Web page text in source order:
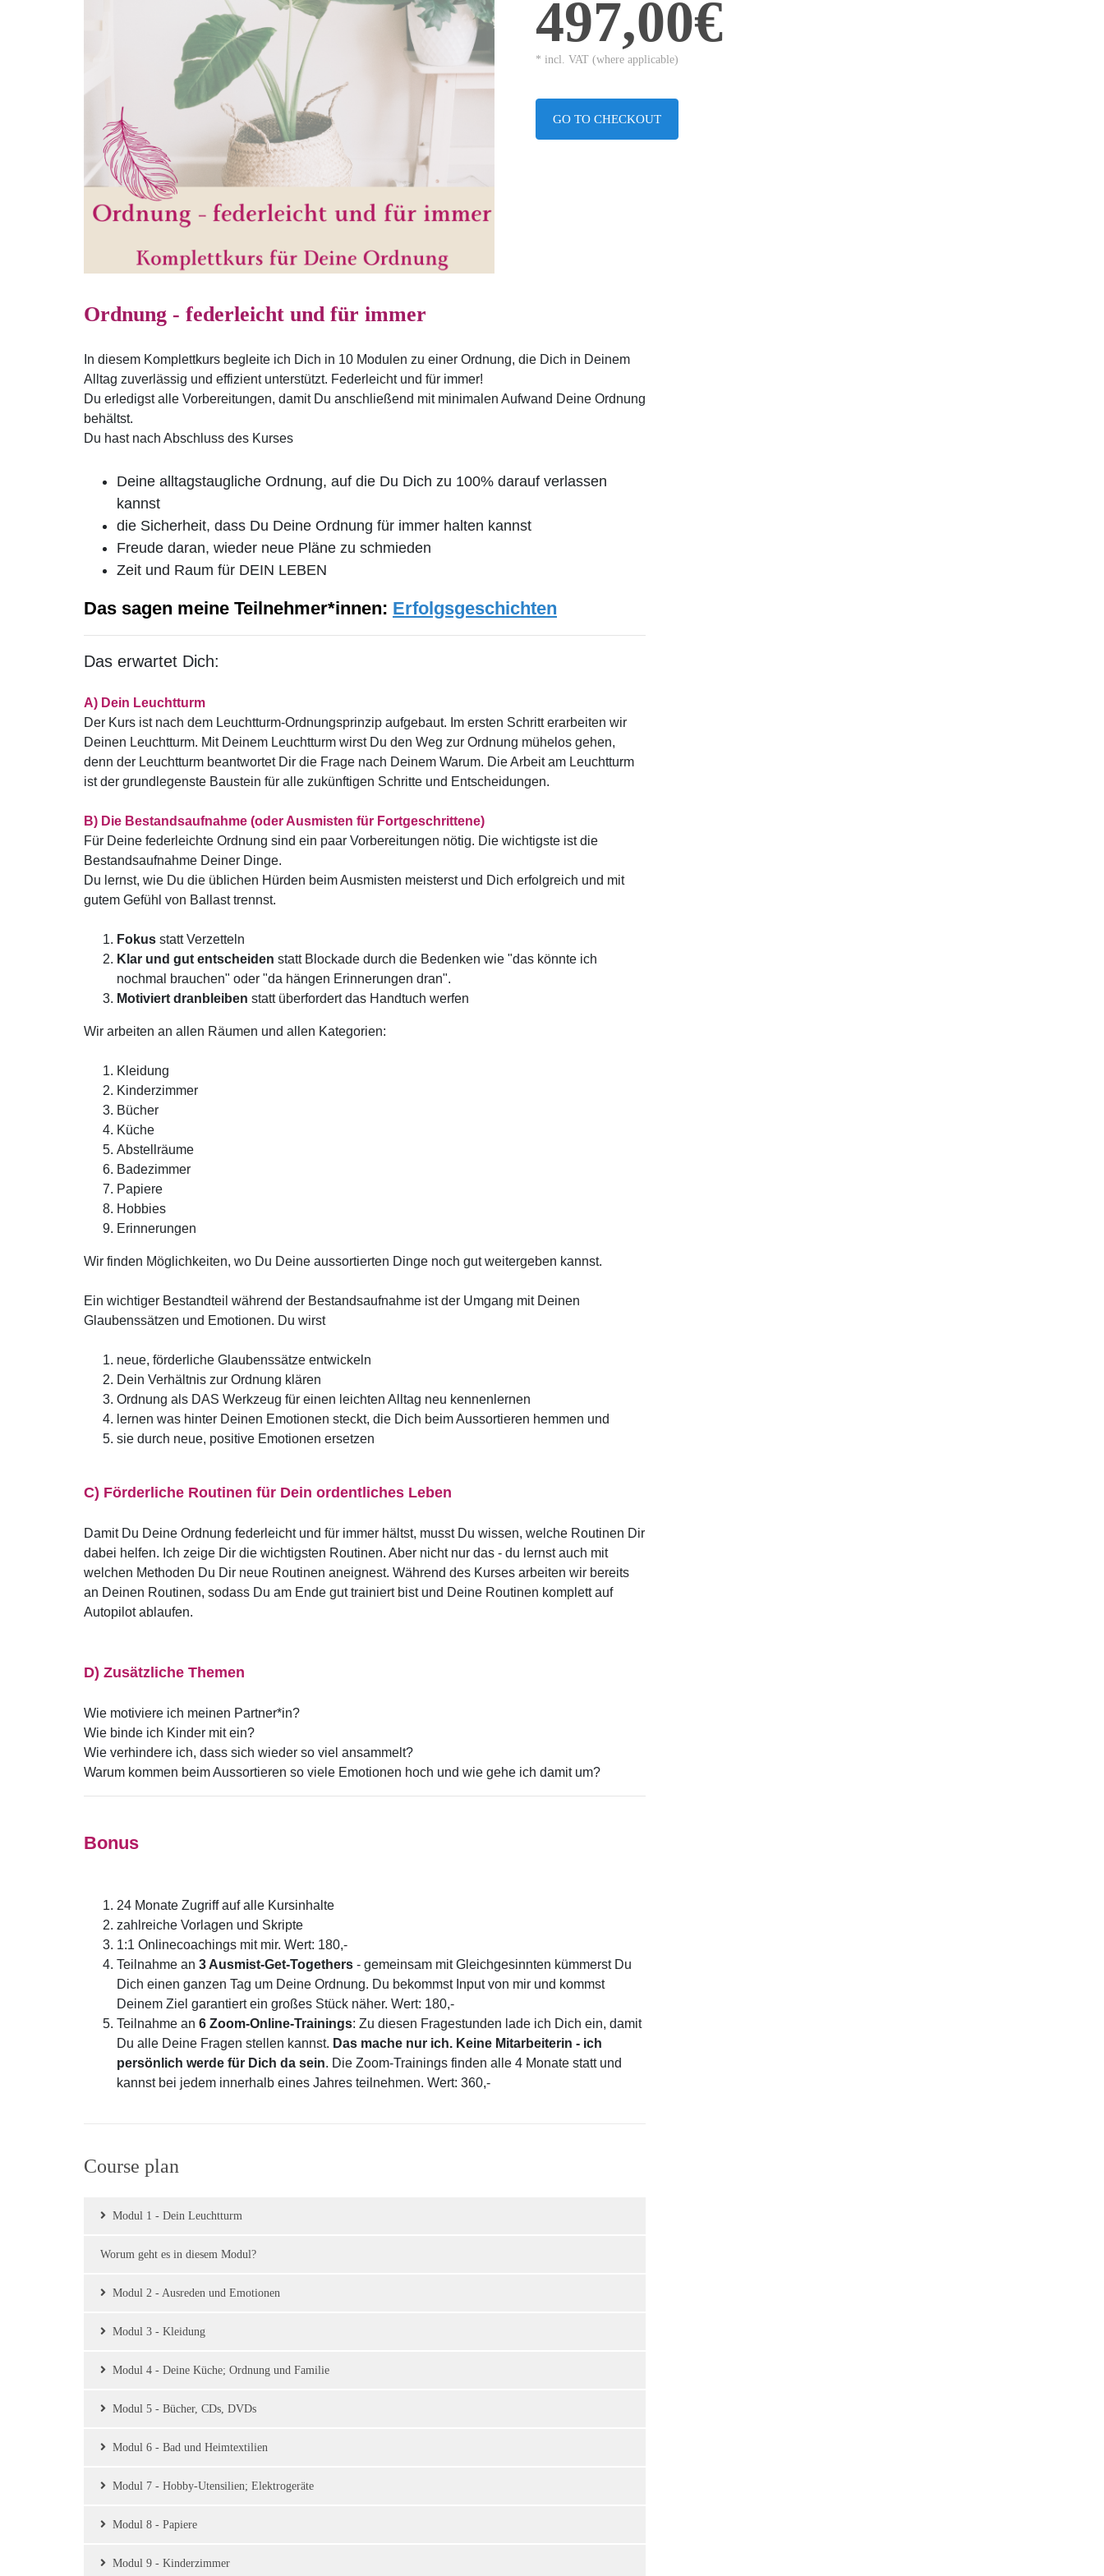
497,00€
* incl. VAT (where applicable)
GO TO CHECKOUT
Ordnung - federleicht und für immer
In diesem Komplettkurs begleite ich Dich in 10 Modulen zu einer Ordnung, die Dich in Deinem
Alltag zuverlässig und effizient unterstützt. Federleicht und für immer!
Du erledigst alle Vorbereitungen, damit Du anschließend mit minimalen Aufwand Deine Ordnung
behältst.
Du hast nach Abschluss des Kurses
Deine alltagstaugliche Ordnung, auf die Du Dich zu 100% darauf verlassen
kannst
die Sicherheit, dass Du Deine Ordnung für immer halten kannst
Freude daran, wieder neue Pläne zu schmieden
Zeit und Raum für DEIN LEBEN
Das sagen meine Teilnehmer*innen: Erfolgsgeschichten
Das erwartet Dich:
A) Dein Leuchtturm
Der Kurs ist nach dem Leuchtturm-Ordnungsprinzip aufgebaut. Im ersten Schritt erarbeiten wir
Deinen Leuchtturm. Mit Deinem Leuchtturm wirst Du den Weg zur Ordnung mühelos gehen,
denn der Leuchtturm beantwortet Dir die Frage nach Deinem Warum. Die Arbeit am Leuchtturm
ist der grundlegenste Baustein für alle zukünftigen Schritte und Entscheidungen.
B) Die Bestandsaufnahme (oder Ausmisten für Fortgeschrittene)
Für Deine federleichte Ordnung sind ein paar Vorbereitungen nötig. Die wichtigste ist die
Bestandsaufnahme Deiner Dinge.
Du lernst, wie Du die üblichen Hürden beim Ausmisten meisterst und Dich erfolgreich und mit
gutem Gefühl von Ballast trennst.
Fokus statt Verzetteln
Klar und gut entscheiden statt Blockade durch die Bedenken wie "das könnte ich
nochmal brauchen" oder "da hängen Erinnerungen dran".
Motiviert dranbleiben statt überfordert das Handtuch werfen
Wir arbeiten an allen Räumen und allen Kategorien:
Kleidung
Kinderzimmer
Bücher
Küche
Abstellräume
Badezimmer
Papiere
Hobbies
Erinnerungen
Wir finden Möglichkeiten, wo Du Deine aussortierten Dinge noch gut weitergeben kannst.
Ein wichtiger Bestandteil während der Bestandsaufnahme ist der Umgang mit Deinen
Glaubenssätzen und Emotionen. Du wirst
neue, förderliche Glaubenssätze entwickeln
Dein Verhältnis zur Ordnung klären
Ordnung als DAS Werkzeug für einen leichten Alltag neu kennenlernen
lernen was hinter Deinen Emotionen steckt, die Dich beim Aussortieren hemmen und
sie durch neue, positive Emotionen ersetzen
C) Förderliche Routinen für Dein ordentliches Leben
Damit Du Deine Ordnung federleicht und für immer hältst, musst Du wissen, welche Routinen Dir
dabei helfen. Ich zeige Dir die wichtigsten Routinen. Aber nicht nur das - du lernst auch mit
welchen Methoden Du Dir neue Routinen aneignest. Während des Kurses arbeiten wir bereits
an Deinen Routinen, sodass Du am Ende gut trainiert bist und Deine Routinen komplett auf
Autopilot ablaufen.
D) Zusätzliche Themen
Wie motiviere ich meinen Partner*in?
Wie binde ich Kinder mit ein?
Wie verhindere ich, dass sich wieder so viel ansammelt?
Warum kommen beim Aussortieren so viele Emotionen hoch und wie gehe ich damit um?
Bonus
24 Monate Zugriff auf alle Kursinhalte
zahlreiche Vorlagen und Skripte
1:1 Onlinecoachings mit mir. Wert: 180,-
Teilnahme an 3 Ausmist-Get-Togethers - gemeinsam mit Gleichgesinnten kümmerst Du
Dich einen ganzen Tag um Deine Ordnung. Du bekommst Input von mir und kommst
Deinem Ziel garantiert ein großes Stück näher. Wert: 180,-
Teilnahme an 6 Zoom-Online-Trainings: Zu diesen Fragestunden lade ich Dich ein, damit
Du alle Deine Fragen stellen kannst. Das mache nur ich. Keine Mitarbeiterin - ich
persönlich werde für Dich da sein. Die Zoom-Trainings finden alle 4 Monate statt und
kannst bei jedem innerhalb eines Jahres teilnehmen. Wert: 360,-
Course plan
Modul 1 - Dein Leuchtturm
Worum geht es in diesem Modul?
Modul 2 - Ausreden und Emotionen
Modul 3 - Kleidung
Modul 4 - Deine Küche; Ordnung und Familie
Modul 5 - Bücher, CDs, DVDs
Modul 6 - Bad und Heimtextilien
Modul 7 - Hobby-Utensilien; Elektrogeräte
Modul 8 - Papiere
Modul 9 - Kinderzimmer